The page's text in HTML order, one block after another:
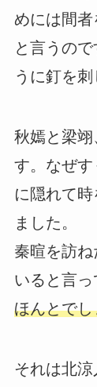
めには間
と言うの
うに釘を刺
秋嫣と梁翊
す。なぜ
に隠れて
ました。
秦暄を訪
いると言っ
ほんとで
それは北